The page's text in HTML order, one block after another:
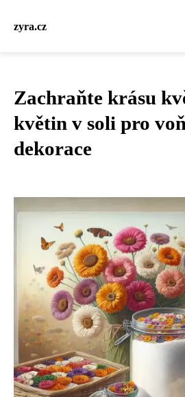
zyra.cz
Zachraňte krásu
květin v soli pro
dekorace